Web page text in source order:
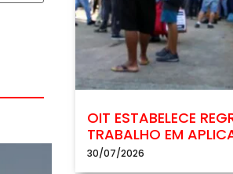
OIT ESTABELECE
TRABALHO EM
30/07/2026